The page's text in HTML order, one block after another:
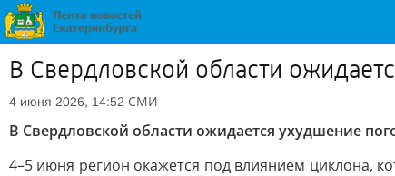
В Свердловской области
4 июня 2026, 14:52 СМИ
В Свердловской области ожидается ухудшение
4–5 июня регион окажется под влиянием циклона,